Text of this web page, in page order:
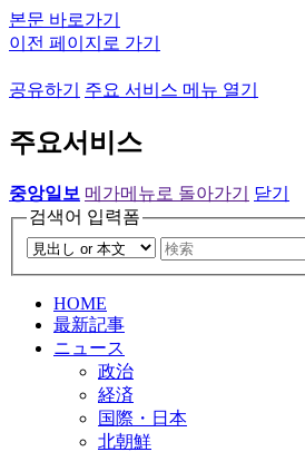
본문 바로가기
이전 페이지로 가기
공유하기 주요 서비스 메뉴 열기
주요서비스
중앙일보 메가메뉴로 돌아가기
닫기
검색어 입력폼
HOME
最新記事
ニュース
政治
経済
国際・日本
北朝鮮